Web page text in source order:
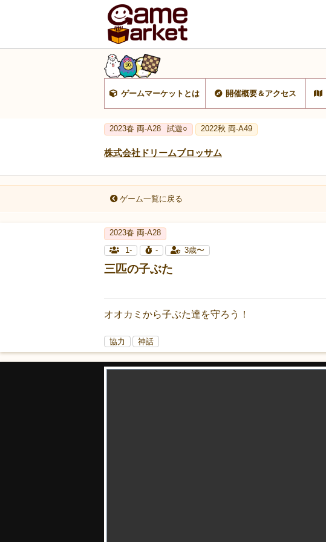
ゲームマーケットとは 開催概要＆アクセス
2023春 両‐A28 試遊○ 2022秋 両-A49
株式会社ドリームブロッサム
ゲーム一覧に戻る
2023春 両‐A28
1-
- 3歳〜
三匹の子ぶた
オオカミから子ぶた達を守ろう！
協力 神話